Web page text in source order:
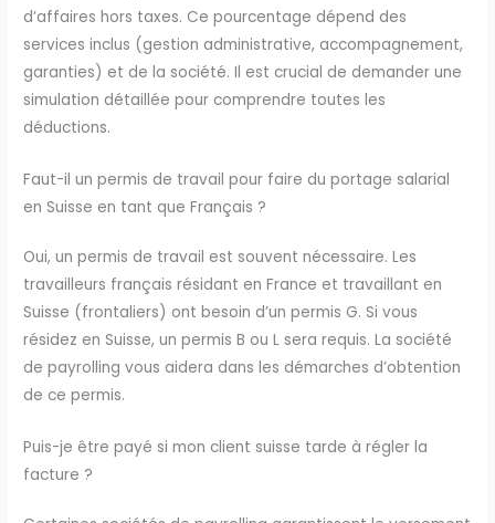
d’affaires hors taxes. Ce pourcentage dépend des
services inclus (gestion administrative, accompagnement,
garanties) et de la société. Il est crucial de demander une
simulation détaillée pour comprendre toutes les
déductions.
Faut-il un permis de travail pour faire du portage salarial
en Suisse en tant que Français ?
Oui, un permis de travail est souvent nécessaire. Les
travailleurs français résidant en France et travaillant en
Suisse (frontaliers) ont besoin d’un permis G. Si vous
résidez en Suisse, un permis B ou L sera requis. La société
de payrolling vous aidera dans les démarches d’obtention
de ce permis.
Puis-je être payé si mon client suisse tarde à régler la
facture ?